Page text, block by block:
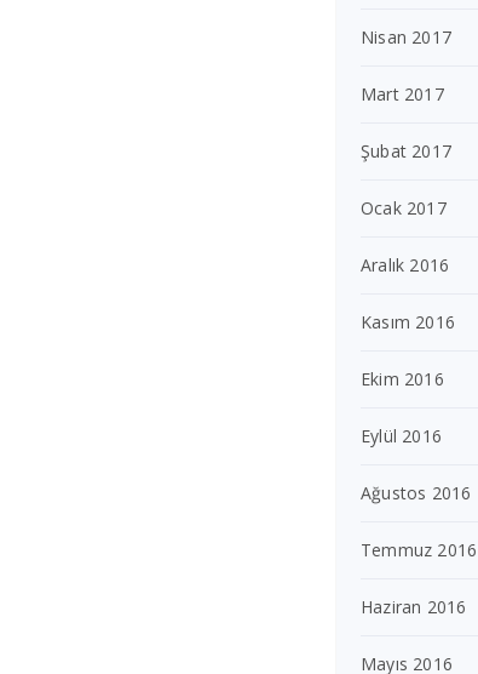
Nisan 2017
Mart 2017
Şubat 2017
Ocak 2017
Aralık 2016
Kasım 2016
Ekim 2016
Eylül 2016
Ağustos 2016
Temmuz 2016
Haziran 2016
Mayıs 2016